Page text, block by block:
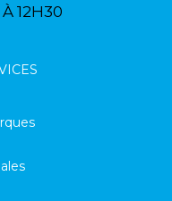
12H30